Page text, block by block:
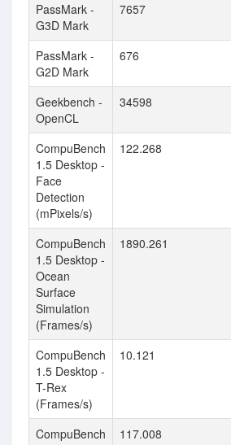
PassMark -
G3D Mark
7657
PassMark -
G2D Mark
676
Geekbench -
OpenCL
34598
CompuBench
1.5 Desktop -
Face
Detection
(mPixels/s)
122.268
CompuBench
1.5 Desktop -
Ocean
Surface
Simulation
(Frames/s)
1890.261
CompuBench
1.5 Desktop -
T-Rex
(Frames/s)
10.121
CompuBench
117.008